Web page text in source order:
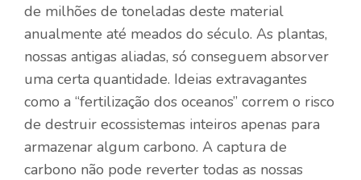
de milhões de toneladas deste material
anualmente até meados do século. As plantas,
nossas antigas aliadas, só conseguem absorver
uma certa quantidade. Ideias extravagantes
como a “fertilização dos oceanos” correm o risco
de destruir ecossistemas inteiros apenas para
armazenar algum carbono. A captura de
carbono não pode reverter todas as nossas